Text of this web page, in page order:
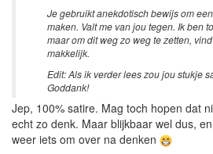
Je gebruikt anekdotisch bewijs om
maken. Valt me van jou tegen. Ik ben
maar om dit weg zo weg te zetten,
makkelijk.
Edit: Als ik verder lees zou jou stukje
Goddank!
Jep, 100% satire. Mag toch hopen dat
echt zo denk. Maar blijkbaar wel dus,
weer iets om over na denken